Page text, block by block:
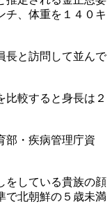
チ、体重を１４０キ
長と訪問して並んで
較すると身長は２
部・疾病管理庁資
をしている貴族の顔
で北朝鮮の５歳未満